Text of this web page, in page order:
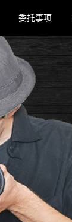
委托事项